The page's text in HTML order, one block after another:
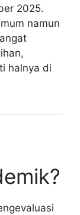
2025.
namun
halnya di